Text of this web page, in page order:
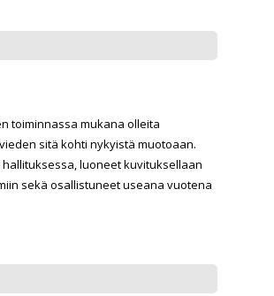
toiminnassa mukana olleita
sitä kohti nykyistä muotoaan.
luoneet kuvituksellaan
sekä osallistuneet useana vuotena